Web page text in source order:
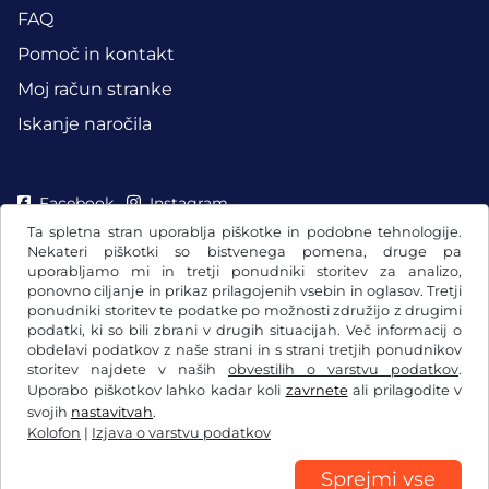
Ta spletna stran uporablja piškotke in podobne tehnologije.
Nekateri piškotki so bistvenega pomena, druge pa
uporabljamo mi in tretji ponudniki storitev za analizo,
ponovno ciljanje in prikaz prilagojenih vsebin in oglasov. Tretji
ponudniki storitev te podatke po možnosti združijo z drugimi
podatki, ki so bili zbrani v drugih situacijah. Več informacij o
obdelavi podatkov z naše strani in s strani tretjih ponudnikov
storitev najdete v naših obvestilih o varstvu podatkov.
Uporabo piškotkov lahko kadar koli zavrneteali prilagodite v
svojih nastavitvah.
Kolofon | Izjava o varstvu podatkov
Sprejmi vse
FAQ
Pomoč in kontakt
Moj račun stranke
Iskanje naročila
Facebook Instagram
Splošni pogoji poslovanja/preklicna pravica
Nastavitve piškotkov Kolofon